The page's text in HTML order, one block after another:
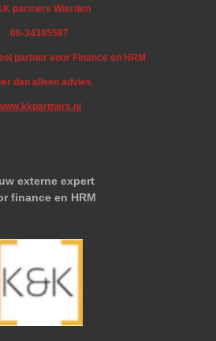
partners Wierden
06-34385587
partner voor Finance en HRM
dan alleen advies
externe expert
finance en HRM